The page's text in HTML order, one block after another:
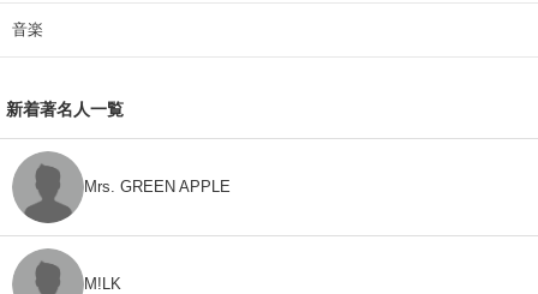
音楽
新着著名人一覧
Mrs. GREEN APPLE
M!LK